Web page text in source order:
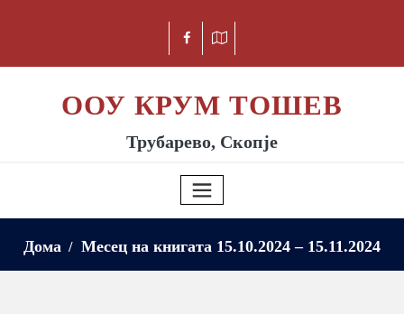
ООУ КРУМ ТОШЕВ
Трубарево, Скопје
Дома Месец на книгата 15.10.2024 – 15.11.2024